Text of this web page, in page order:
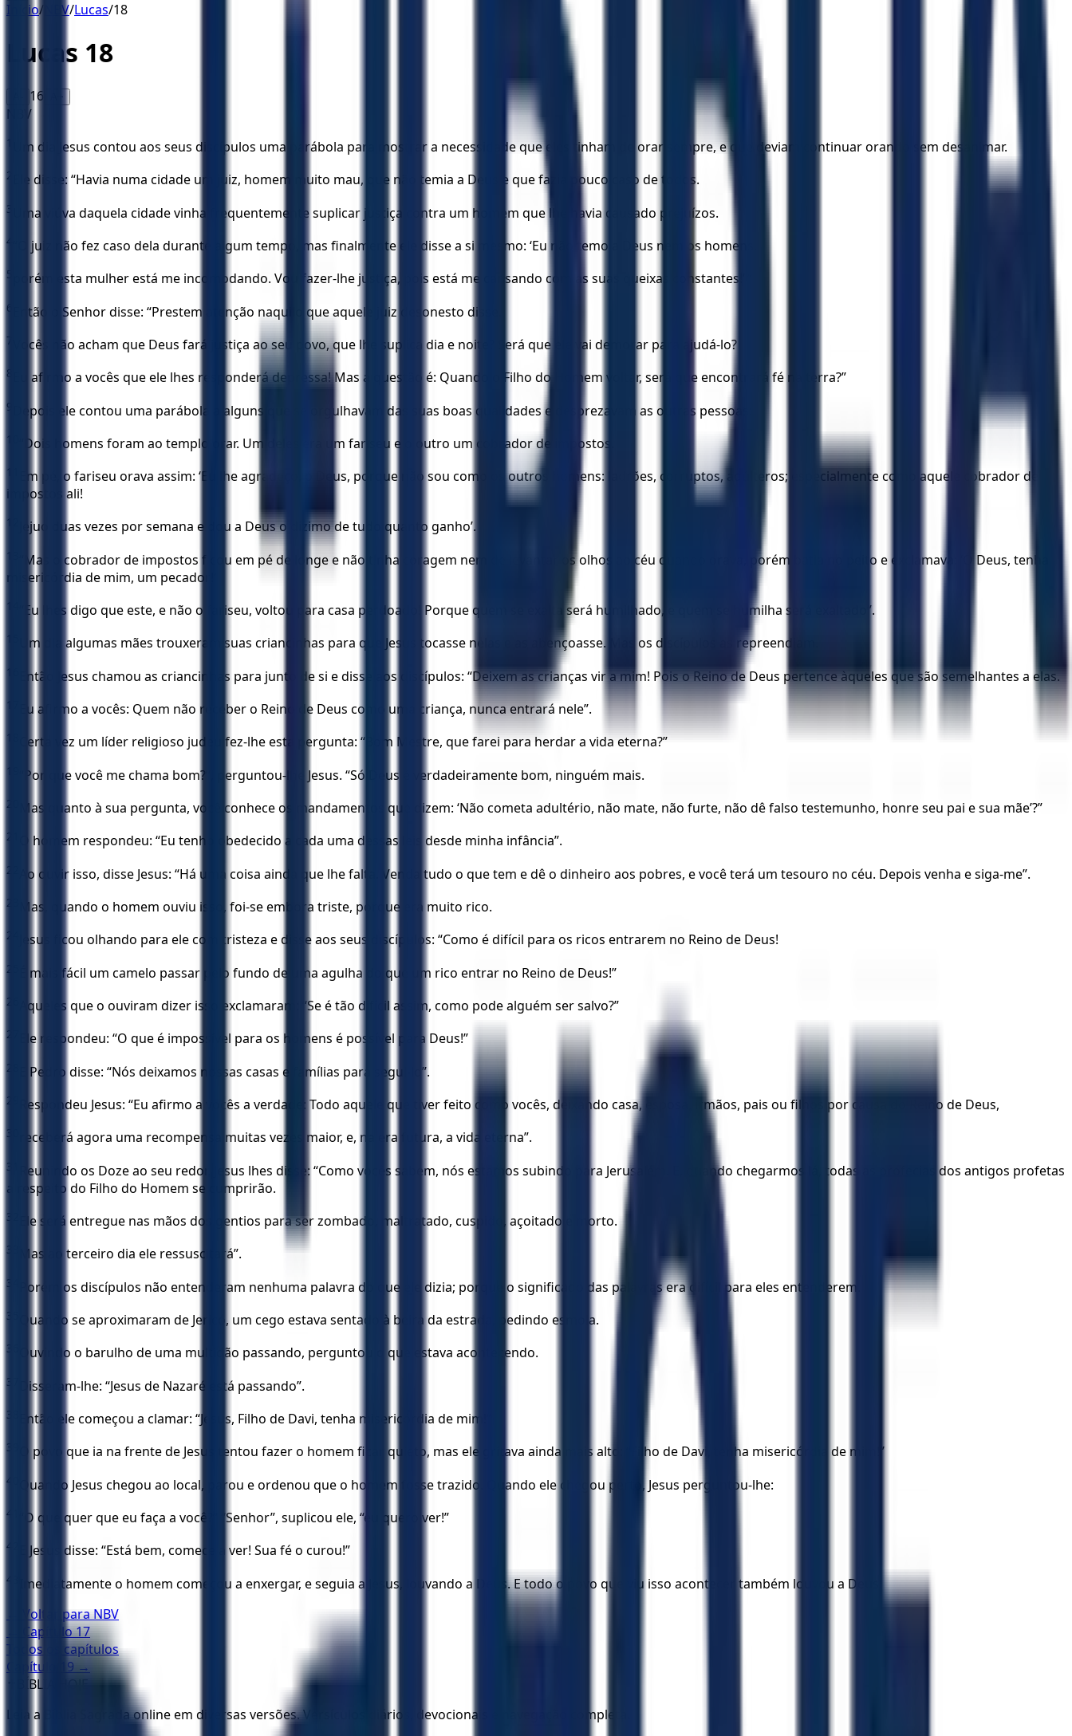
Início/ NBV/Lucas/18
Lucas 18
16 A+
NBV
1 Um dia Jesus contou aos seus discípulos uma parábola para mostrar a necessidade que eles tinham de orar sempre, e que deviam continuar orando sem desanimar.
2 Ele disse: “Havia numa cidade um juiz, homem muito mau, que não temia a Deus e que fazia pouco caso de todos.
3 Uma viúva daquela cidade vinha frequentemente suplicar justiça contra um homem que lhe havia causado prejuízos.
4 “O juiz não fez caso dela durante algum tempo, mas finalmente ele disse a si mesmo: ‘Eu não temo a Deus nem os homens,
5 porém esta mulher está me incomodando. Vou fazer-lhe justiça, pois está me cansando com as suas queixas constantes!’ ”
6 Então o Senhor disse: “Prestem atenção naquilo que aquele juiz desonesto disse.
7 Vocês não acham que Deus fará justiça ao seu povo, que lhe suplica dia e noite? Será que ele vai demorar para ajudá-lo?
8 Eu afirmo a vocês que ele lhes responderá depressa! Mas a questão é: Quando o Filho do Homem voltar, será que encontrará fé na terra?”
9 Depois ele contou uma parábola a alguns que se orgulhavam das suas boas qualidades e desprezavam as outras pessoas:
10 “Dois homens foram ao templo orar. Um deles era um fariseu e o outro um cobrador de impostos.
11
Em pé, o fariseu orava assim: ‘Eu lhe agradeço, ó Deus, porque não sou como os outros homens: ladrões, corruptos, adúlteros; especialmente como aquele cobrador de
impostos ali!
12 Jejuo duas vezes por semana e dou a Deus o dízimo de tudo quanto ganho’.
13
“Mas o cobrador de impostos ficou em pé de longe e não tinha coragem nem de levantar os olhos ao céu quando orava, porém batia no peito e exclamava: ‘Ó Deus, tenha
misericórdia de mim, um pecador!’
14 “Eu lhes digo que este, e não o fariseu, voltou para casa perdoado! Porque quem se exalta será humilhado, e quem se humilha será exaltado”.
15 Um dia algumas mães trouxeram suas criancinhas para que Jesus tocasse nelas e as abençoasse. Mas os discípulos as repreendiam.
16 Então Jesus chamou as criancinhas para junto de si e disse aos discípulos: “Deixem as crianças vir a mim! Pois o Reino de Deus pertence àqueles que são semelhantes a elas.
17 Eu afirmo a vocês: Quem não receber o Reino de Deus como uma criança, nunca entrará nele”.
18 Certa vez um líder religioso judeu fez-lhe esta pergunta: “Bom Mestre, que farei para herdar a vida eterna?”
19 “Por que você me chama bom?”, perguntou-lhe Jesus. “Só Deus é verdadeiramente bom, ninguém mais.
20 Mas quanto à sua pergunta, você conhece os mandamentos que dizem: ‘Não cometa adultério, não mate, não furte, não dê falso testemunho, honre seu pai e sua mãe’?”
21 O homem respondeu: “Eu tenho obedecido a cada uma dessas leis desde minha infância”.
22 Ao ouvir isso, disse Jesus: “Há uma coisa ainda que lhe falta. Venda tudo o que tem e dê o dinheiro aos pobres, e você terá um tesouro no céu. Depois venha e siga-me”.
23 Mas, quando o homem ouviu isso, foi-se embora triste, porque era muito rico.
24 Jesus ficou olhando para ele com tristeza e disse aos seus discípulos: “Como é difícil para os ricos entrarem no Reino de Deus!
25 É mais fácil um camelo passar pelo fundo de uma agulha do que um rico entrar no Reino de Deus!”
26 Aqueles que o ouviram dizer isso exclamaram: “Se é tão difícil assim, como pode alguém ser salvo?”
27 Ele respondeu: “O que é impossível para os homens é possível para Deus!”
28 E Pedro disse: “Nós deixamos nossas casas e famílias para segui-lo”.
29 Respondeu Jesus: “Eu afirmo a vocês a verdade: Todo aquele que tiver feito como vocês, deixando casa, esposa, irmãos, pais ou filhos por causa do Reino de Deus,
30 receberá agora uma recompensa muitas vezes maior, e, na era futura, a vida eterna”.
31
Reunindo os Doze ao seu redor, Jesus lhes disse: “Como vocês sabem, nós estamos subindo para Jerusalém. E, quando chegarmos lá, todas as profecias dos antigos profetas
a respeito do Filho do Homem se cumprirão.
32 Ele será entregue nas mãos dos gentios para ser zombado, maltratado, cuspido, açoitado e morto.
33 Mas ao terceiro dia ele ressuscitará”.
34 Porém os discípulos não entenderam nenhuma palavra do que ele dizia; porque o significado das palavras era difícil para eles entenderem.
35 Quando se aproximaram de Jericó, um cego estava sentado à beira da estrada, pedindo esmola.
36 Ouvindo o barulho de uma multidão passando, perguntou o que estava acontecendo.
37 Disseram-lhe: “Jesus de Nazaré está passando”.
38 Então ele começou a clamar: “Jesus, Filho de Davi, tenha misericórdia de mim!”
39 O povo que ia na frente de Jesus tentou fazer o homem ficar quieto, mas ele gritava ainda mais alto: “Filho de Davi, tenha misericórdia de mim!”
40 Quando Jesus chegou ao local, parou e ordenou que o homem fosse trazido. Quando ele chegou perto, Jesus perguntou-lhe:
41 “O que quer que eu faça a você?” “Senhor”, suplicou ele, “eu quero ver!”
42 E Jesus disse: “Está bem, comece a ver! Sua fé o curou!”
43
Imediatamente o homem começou a enxergar, e seguia a Jesus, louvando a Deus. E todo o povo que viu isso acontecer também louvou a Deus.
← Voltar paraNBV
← Capítulo17
Todos os capítulos
Capítulo
19 →
BÍBLIA HOJE
Leia a Bíblia Sagrada online em diversas versões. Versículos diários, devocionais e navegação completa.